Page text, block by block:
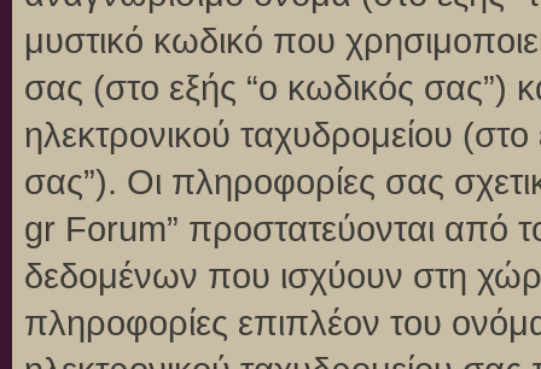
μυστικό κωδικό που
σας (στο εξής “ο κωδικός σας”)
ηλεκτρονικού ταχυδρομείου
σας”). Οι πληροφορίες σας
gr Forum” προστατεύονται από
δεδομένων που ισχύουν στη
πληροφορίες επιπλέον του